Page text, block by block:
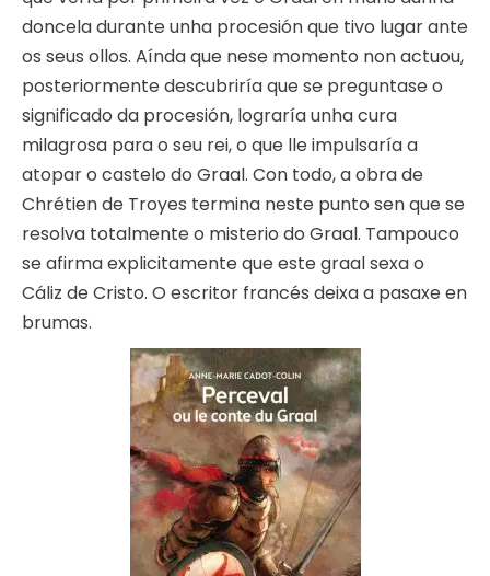
doncela durante unha procesión que tivo lugar ante
os seus ollos. Aínda que nese momento non actuou,
posteriormente descubriría que se preguntase o
significado da procesión, lograría unha cura
milagrosa para o seu rei, o que lle impulsaría a
atopar o castelo do Graal. Con todo, a obra de
Chrétien de Troyes termina neste punto sen que se
resolva totalmente o misterio do Graal. Tampouco
se afirma explicitamente que este graal sexa o
Cáliz de Cristo. O escritor francés deixa a pasaxe en
brumas.